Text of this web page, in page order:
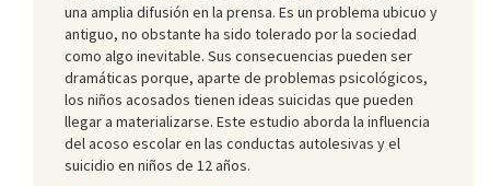
una amplia difusión en la prensa. Es un problema ubicuo y
antiguo, no obstante ha sido tolerado por la sociedad
como algo inevitable. Sus consecuencias pueden ser
dramáticas porque, aparte de problemas psicológicos,
los niños acosados tienen ideas suicidas que pueden
llegar a materializarse. Este estudio aborda la influencia
del acoso escolar en las conductas autolesivas y el
suicidio en niños de 12 años.